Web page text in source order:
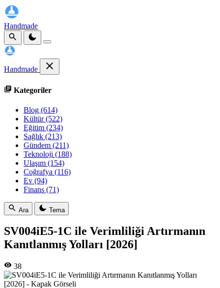
Handmade
Handmade
Kategoriler
Blog (614)
Kültür(522)
Eğitim (234)
Sağlık (213)
Gündem (211)
Teknoloji (188)
Ulaşım (154)
Coğrafya (116)
Ev (94)
Finans (71)
Ara Tema
SV004iE5-1C ile Verimliliği Artırmanın
Kanıtlanmış Yolları [2026]
38